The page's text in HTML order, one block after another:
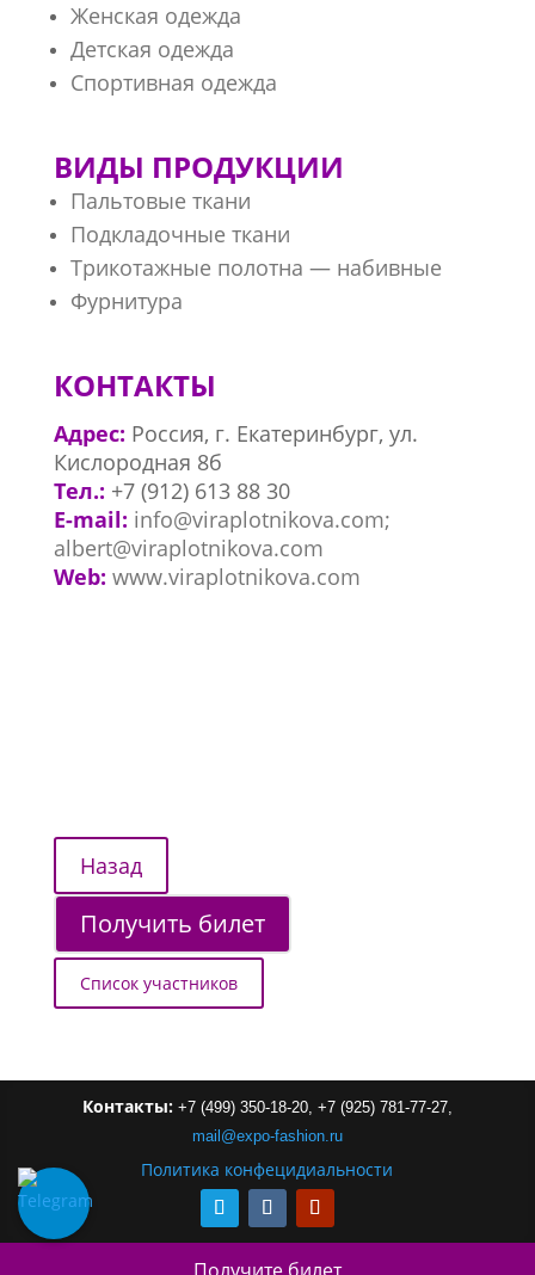
Женская одежда
Детская одежда
Спортивная одежда
ВИДЫ ПРОДУКЦИИ
Пальтовые ткани
Подкладочные ткани
Трикотажные полотна — набивные
Фурнитура
КОНТАКТЫ
Адрес: Россия, г. Екатеринбург, ул.
Кислородная 8б
Тел.: +7(912) 613 88 30
E-mail: info@viraplotnikova.com;
albert@viraplotnikova.com
Web: www.viraplotnikova.com
Получить билет
Список участников
Контакты: +7 (499) 350-18-20, +7 (925) 781-77-27,
mail @expo-fashion.ru
Политика конфецидиальности